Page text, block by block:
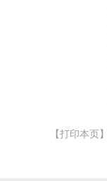
【打印本页】